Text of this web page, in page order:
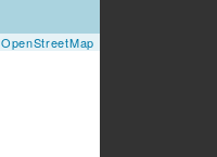
OpenStreetMap